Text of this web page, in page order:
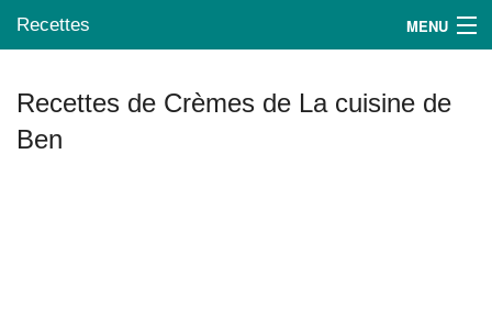
Recettes MENU
Mes blogs préférés
Recettes de Crèmes de La cuisine de
Ben